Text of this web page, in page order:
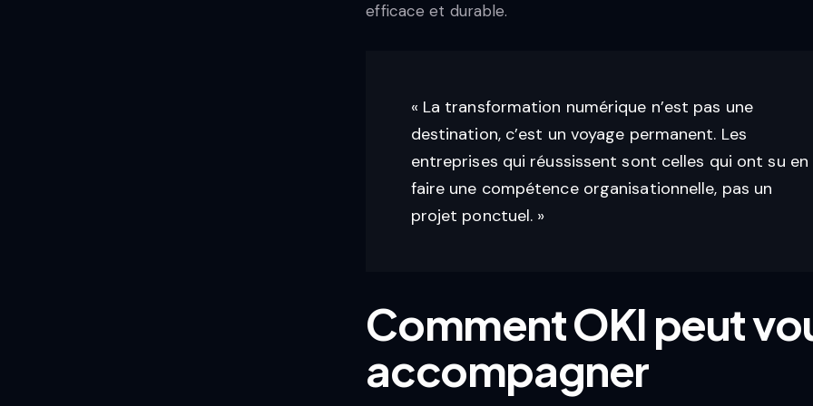
efficace et durable.
« La transformation numérique n’est pas une
destination, c’est un voyage permanent. Les
entreprises qui réussissent sont celles qui ont su en
faire une compétence organisationnelle, pas un
projet ponctuel. »
Comment OKI peut
accompagner